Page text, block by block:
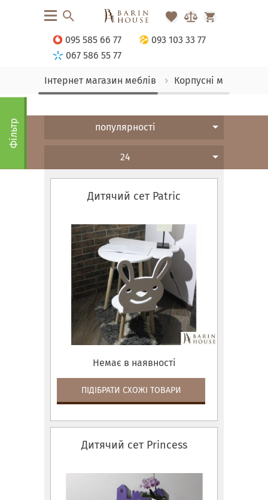
095 585 66 77
093 103 33 77
067 586 55 77
Інтернет магазин меблів Корпусні меблі
Фільтр популярності
24
Дитячий сет Patric
Немає в наявності
ПІДІБРАТИ СХОЖІ ТОВАРИ
Дитячий сет Princess